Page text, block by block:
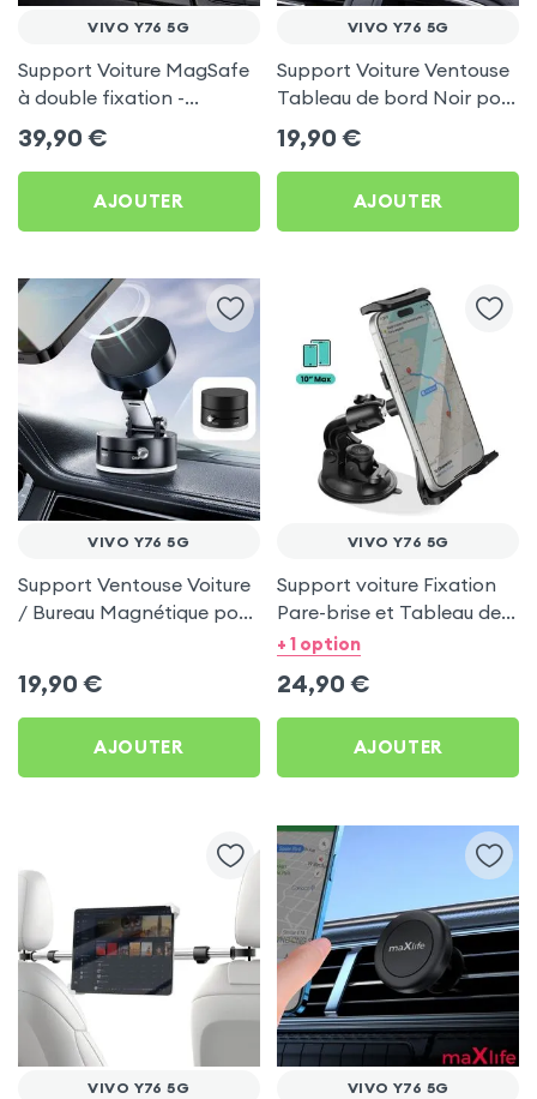
VIVO Y76 5G
Support Voiture MagSafe
à double fixation -
Acefast pour Vivo Y76 5G
39,90 €
AJOUTER
VIVO Y76 5G
Support Voiture Ventouse
Tableau de bord Noir pour
Vivo Y76 5G
19,90 €
AJOUTER
VIVO Y76 5G
Support Ventouse Voiture
/ Bureau Magnétique pour
19,90 €
AJOUTER
VIVO Y76 5G
Support voiture Fixation
Pare-brise et Tableau de
bord pour Vivo Y76 5G
+ 1 option
24,90 €
AJOUTER
VIVO Y76 5G VIVO Y76 5G